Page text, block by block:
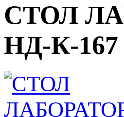
СТОЛ
НД-К-167